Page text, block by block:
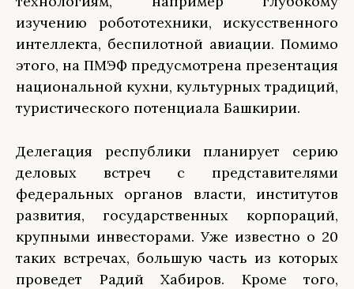
изучению робототехники, искусственного
интеллекта, беспилотной авиации. Помимо
этого, на ПМЭФ предусмотрена презентация
национальной кухни, культурных традиций,
туристического потенциала Башкирии.
Делегация республики планирует серию
деловых встреч с представителями
федеральных органов власти, институтов
развития, государственных корпораций,
крупными инвесторами. Уже известно о 20
таких встречах, большую часть из которых
проведет Радий Хабиров. Кроме того,